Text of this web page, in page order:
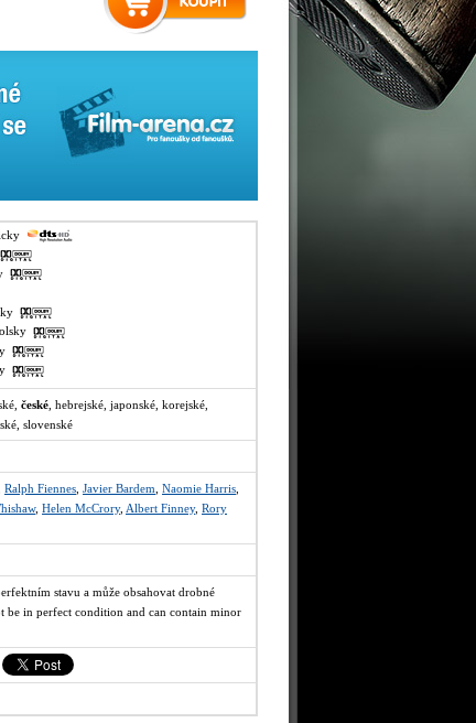
české , hebrejské, japonské, korejské,
slovenské
Ralph Fiennes Javier Bardem Naomie Harris
, Helen McCrory, Albert Finney, Rory
stavu a může obsahovat drobné
be in perfect condition and can contain minor